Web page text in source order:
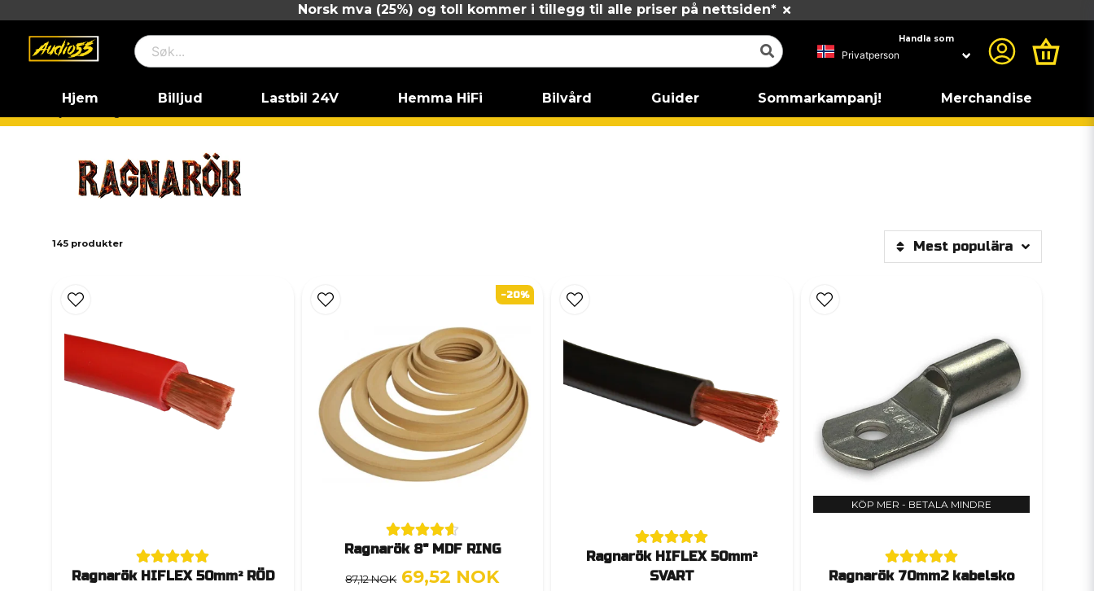
Norsk mva (25%) og toll kommer i tillegg til alle priser på nettsiden*
Handla som
Hjem Billjud Lastbil 24V Hemma HiFi Bilvård Guider Sommarkampanj! Merchandise
145 produkter Mest populära
Ragnarök HIFLEX 50mm² RÖD
Ragnarök 8" MDF RING
87,12 NOK 69,52 NOK
-20%
Ragnarök HIFLEX 50mm²
SVART
KÖP MER - BETALA MINDRE
Ragnarök 70mm2 kabelsko